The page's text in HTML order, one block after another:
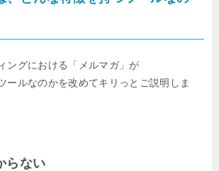
ングにおける「メルマガ」が
ールなのかを改めてキリっとご説明しま
らない